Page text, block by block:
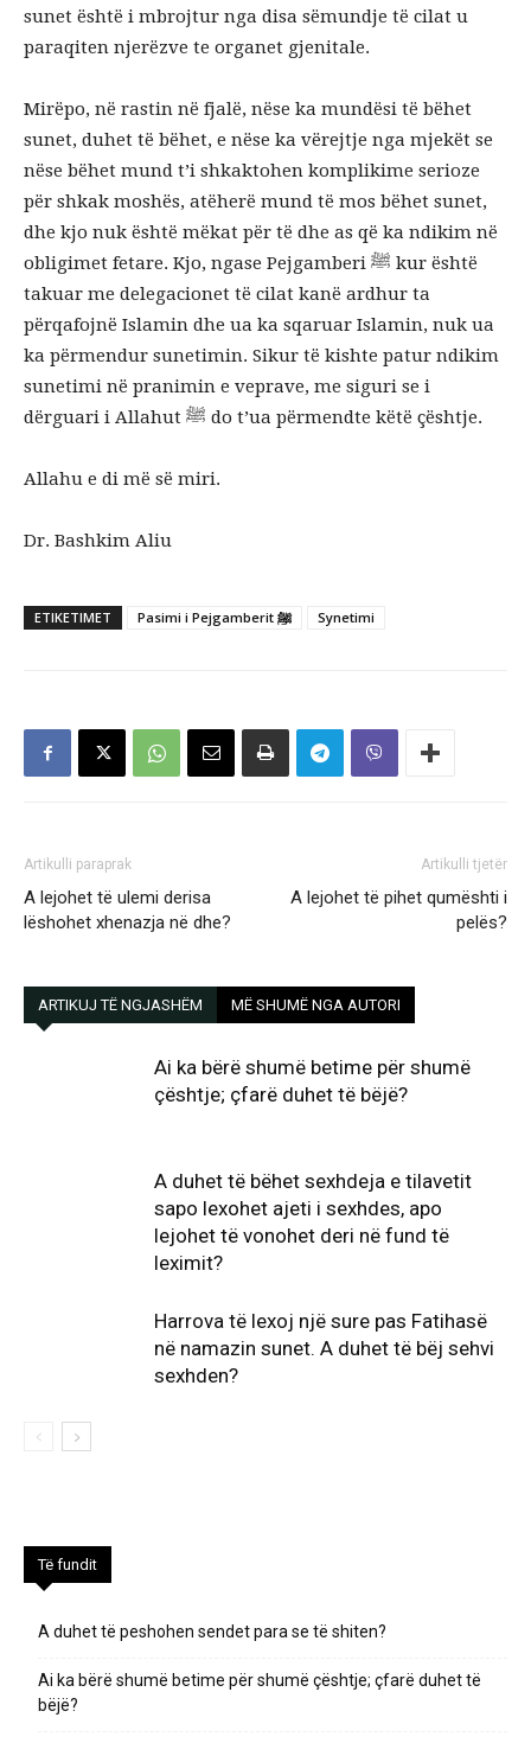
sunet është i mbrojtur nga disa sëmundje të cilat u
paraqiten njerëzve te organet gjenitale.
Mirëpo, në rastin në fjalë, nëse ka mundësi të bëhet
sunet, duhet të bëhet, e nëse ka vërejtje nga mjekët se
nëse bëhet mund t’i shkaktohen komplikime serioze
për shkak moshës, atëherë mund të mos bëhet sunet,
dhe kjo nuk është mëkat për të dhe as që ka ndikim në
obligimet fetare. Kjo, ngase Pejgamberi ﷺ kur është
takuar me delegacionet të cilat kanë ardhur ta
përqafojnë Islamin dhe ua ka sqaruar Islamin, nuk ua
ka përmendur sunetimin. Sikur të kishte patur ndikim
sunetimi në pranimin e veprave, me siguri se i
dërguari i Allahut ﷺ do t’ua përmendte këtë çështje.
Allahu e di më së miri.
Dr. Bashkim Aliu
ETIKETIMET Pasimi i Pejgamberit ﷺ Synetimi
Artikulli paraprak
A lejohet të ulemi derisa
lëshohet xhenazja në dhe?
Artikulli tjetër
A lejohet të pihet qumështi i
pelës?
ARTIKUJ TË NGJASHËM MË SHUMË NGA AUTORI
Ai ka bërë shumë betime për shumë
çështje; çfarë duhet të bëjë?
A duhet të bëhet sexhdeja e tilavetit
sapo lexohet ajeti i sexhdes, apo
lejohet të vonohet deri në fund të
leximit?
Harrova të lexoj një sure pas Fatihasë
në namazin sunet. A duhet të bëj sehvi
sexhden?
Të fundit
A duhet të peshohen sendet para se të shiten?
Ai ka bërë shumë betime për shumë çështje; çfarë duhet të
bëjë?